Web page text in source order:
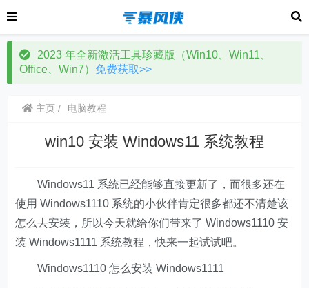
2023 年全新激活工具珍藏版（Win10、Win11、
Office、Win7） 免费获取>>
主页 电脑教程
win10 安装 Windows11 系统教程
Windows11 系统已经能够直接更新了，而很多还在
使用 Windows1110 系统的小伙伴肯定很多都还不清楚该
怎么去安装，所以今天就给你们带来了 Windows1110 安
装 Windows1111 系统教程，快来一起试试吧。
Windows1110 怎么安装 Windows1111